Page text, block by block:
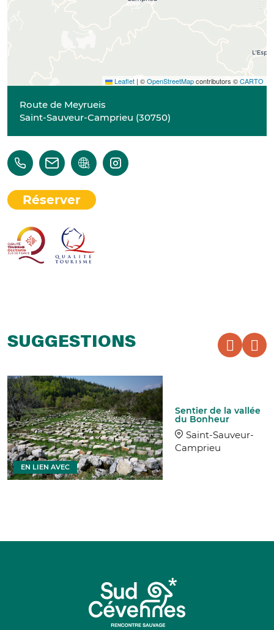
Leaflet | ©OpenStreetMapcontributors ©CARTO
Route de Meyrueis
Saint-Sauveur-Camprieu (30750)
Réserver
SUGGESTIONS
Sentier de la vallée
du Bonheur
Saint-Sauveur-
Camprieu
EN LIEN AVEC